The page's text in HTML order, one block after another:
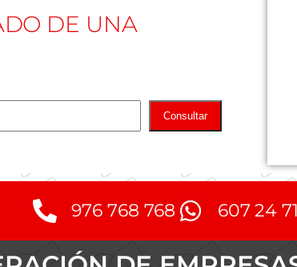
DE UNA
Consultar
976 768 768 607 24